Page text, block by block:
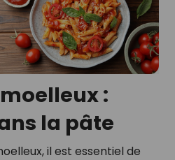
:
la pâte
il est essentiel de